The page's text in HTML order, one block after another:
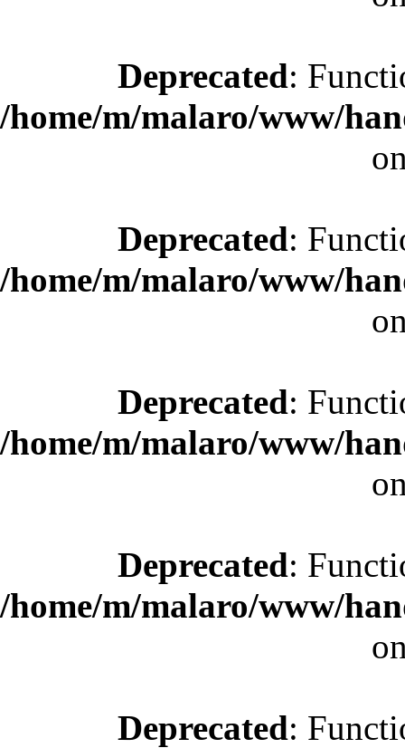
Deprecated:
/home/m/malaro/www/
Deprecated:
/home/m/malaro/www/
Deprecated:
/home/m/malaro/www/
Deprecated:
/home/m/malaro/www/
Deprecated: